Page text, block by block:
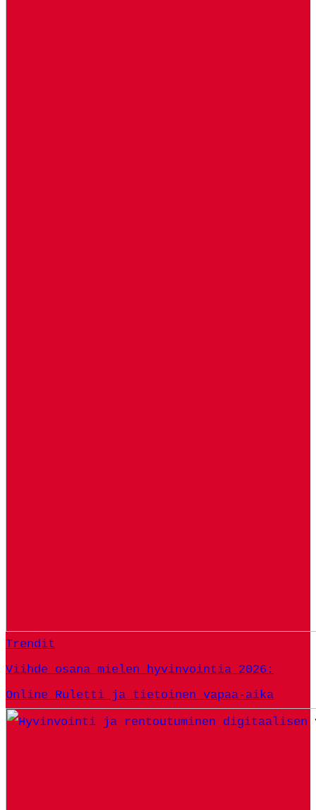
Trendit
Viihde osana mielen hyvinvointia 2026:
Online Ruletti ja tietoinen vapaa-aika